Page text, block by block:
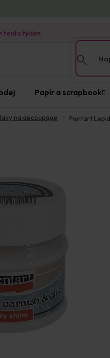
tento týden
Papír a scrapbook
na decoupage Pentart